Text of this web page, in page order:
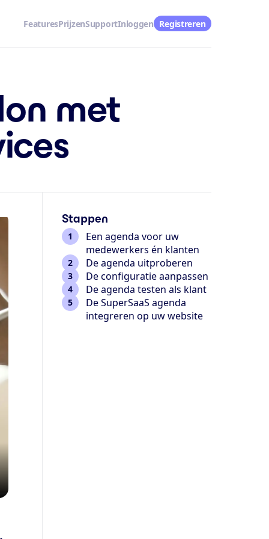
FeaturesPrijzenSupportInloggen Registreren
met
Stappen
Een agenda voor uw
medewerkers én klanten
De agenda uitproberen
De configuratie aanpassen
De agenda testen als klant
De SuperSaaS agenda
integreren op uw website